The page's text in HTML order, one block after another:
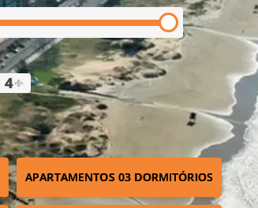
4+
APARTAMENTOS 03 DORMITÓRIOS